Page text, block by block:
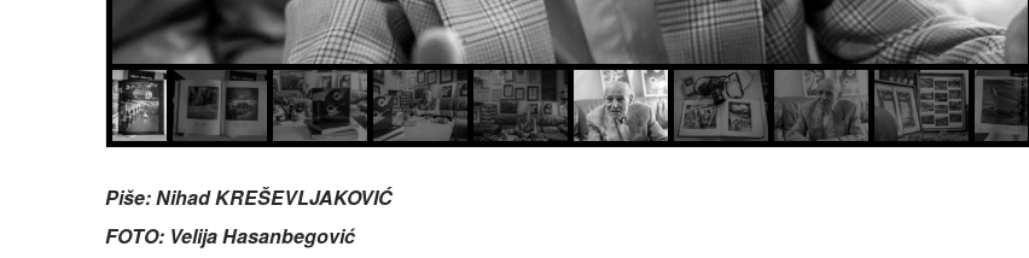
Piše: Nihad KREŠEVLJAKOVIĆ
FOTO: Velija Hasanbegović